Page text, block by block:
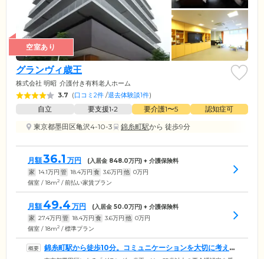
空室あり
グランヴィ歳王
株式会社 明昭 介護付き有料老人ホーム
3.7 (口コミ2件 /退去体験談1件)
自立 要支援1•2 要介護1〜5
認知症可
東京都墨田区亀沢4-10-3
錦糸町駅から 徒歩9分
月額36.1 万円 (入居金 848.0万円) + 介護保険料
家 14.1万円 管 18.4万円 食 3.6万円 他 0万円
個室 / 18m2 / 前払い家賃プラン
月額 49.4 万円 (入居金 50.0万円) + 介護保険料
家 27.4万円 管 18.4万円 食 3.6万円 他 0万円
個室 / 18m2 / 標準プラン
錦糸町駅から徒歩10分。コミュニケーションを大切に考えた
お住まいです